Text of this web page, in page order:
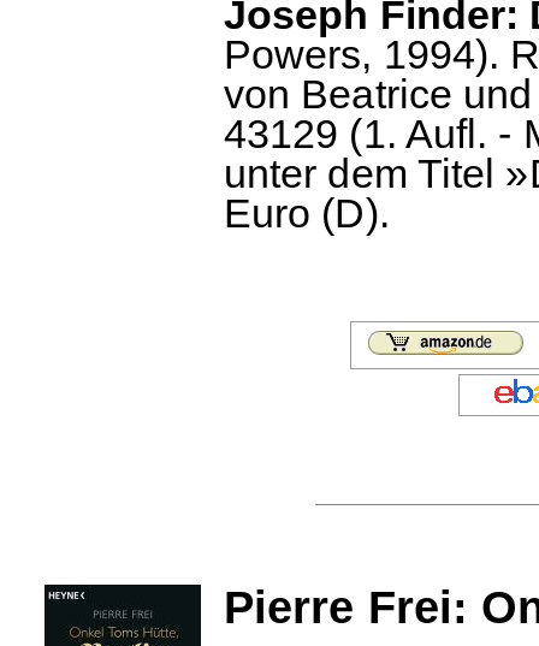
Joseph Finder:
Powers, 1994).
von Beatrice
43129 (1. Aufl. -
unter dem Titel
Euro (D).
Pierre Frei: